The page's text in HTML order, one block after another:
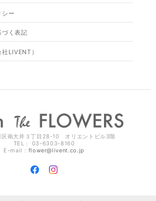
シー
づく表記
LIVENT）
区南大井３丁目28-10 オリエントビル3階
TEL： 03-6303-8160
E-mail： flower@livent.co.jp